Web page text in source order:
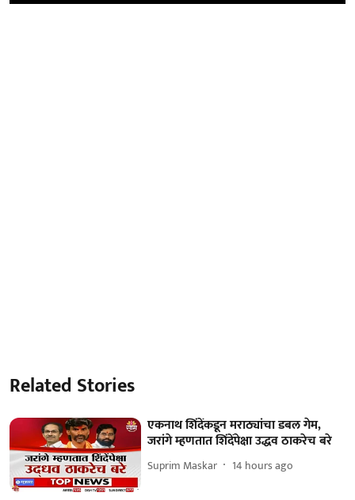
Related Stories
एकनाथ शिंदेंकडून मराठ्यांचा डबल गेम,
जरांगे म्हणतात शिंदेंपेक्षा उद्धव ठाकरेच बरे
Suprim Maskar 14 hours ago